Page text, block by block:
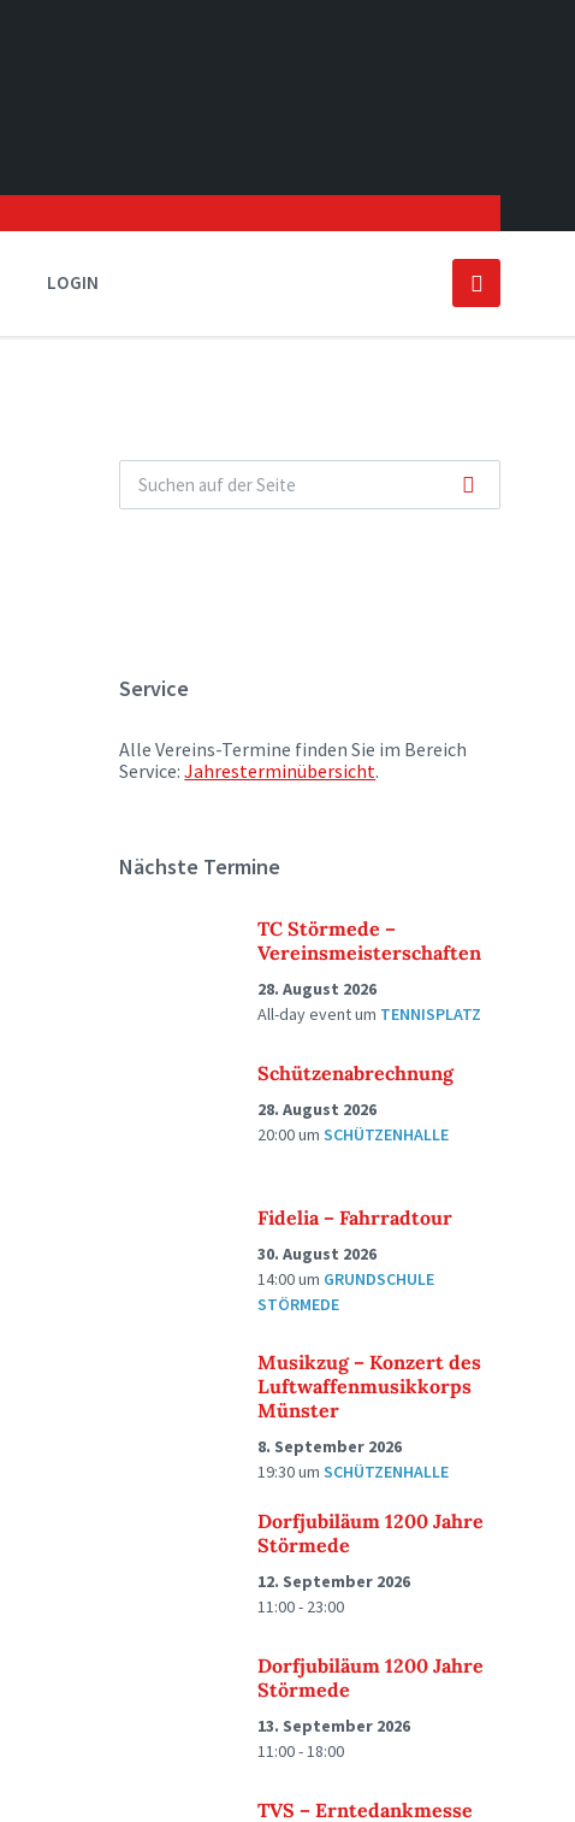
LOGIN
Service
Alle Vereins-Termine finden Sie im Bereich
Service:Jahresterminübersicht.
Nächste Termine
TC Störmede –
Vereinsmeisterschaften
28. August 2026
All-day eventum TENNISPLATZ
Schützenabrechnung
28. August 2026
20:00umSCHÜTZENHALLE
Fidelia – Fahrradtour
30. August 2026
14:00um GRUNDSCHULE
STÖRMEDE
Musikzug – Konzert des
Luftwaffenmusikkorps
Münster
8. September 2026
19:30umSCHÜTZENHALLE
Dorfjubiläum 1200 Jahre
Störmede
12. September 2026
11:00 - 23:00
Dorfjubiläum 1200 Jahre
Störmede
13. September 2026
11:00 - 18:00
TVS – Erntedankmesse